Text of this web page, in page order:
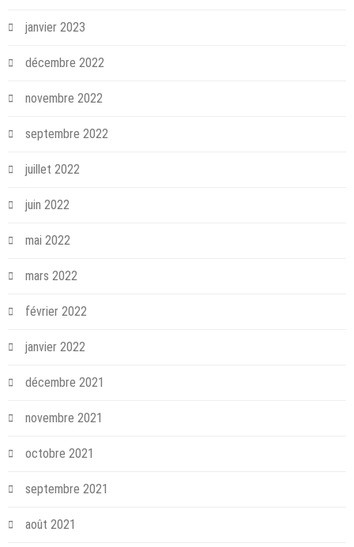
janvier 2023
décembre 2022
novembre 2022
septembre 2022
juillet 2022
juin 2022
mai 2022
mars 2022
février 2022
janvier 2022
décembre 2021
novembre 2021
octobre 2021
septembre 2021
août 2021